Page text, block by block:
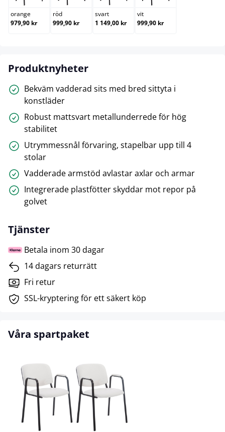
orange
979,90 kr
röd
999,90 kr
svart
1 149,00 kr
vit
999,90 kr
Produktnyheter
Bekväm vadderad sits med bred sittyta i
konstläder
Robust mattsvart metallunderrede för hög
stabilitet
Utrymmessnål förvaring, stapelbar upp till 4
stolar
Vadderade armstöd avlastar axlar och armar
Integrerade plastfötter skyddar mot repor på
golvet
Tjänster
Betala inom 30 dagar
14 dagars returrätt
Fri retur
SSL-kryptering för ett säkert köp
Våra spartpaket